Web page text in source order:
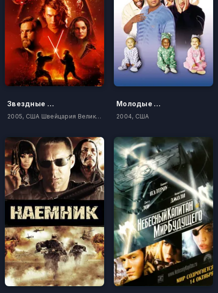
Звездные войны: Эпизод 3 – Месть Ситхов
2005, США Швейцария Великобритания Италия Таиланд
Молодые папаши
2004, США